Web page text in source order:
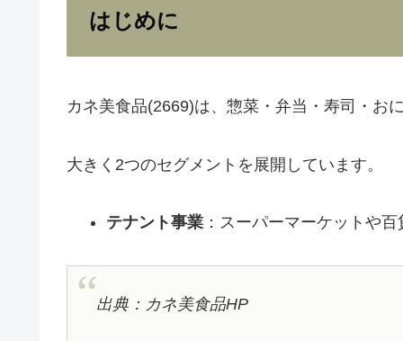
はじめに
カネ美食品(2669)は、惣菜・弁当・寿司・お
大きく2つのセグメントを展開しています。
テナント事業：スーパーマーケットや
出典：カネ美食品HP